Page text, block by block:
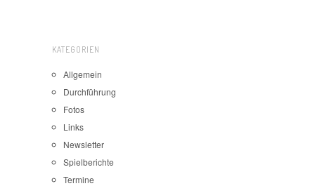
KATEGORIEN
Allgemein
Durchführung
Fotos
Links
Newsletter
Spielberichte
Termine